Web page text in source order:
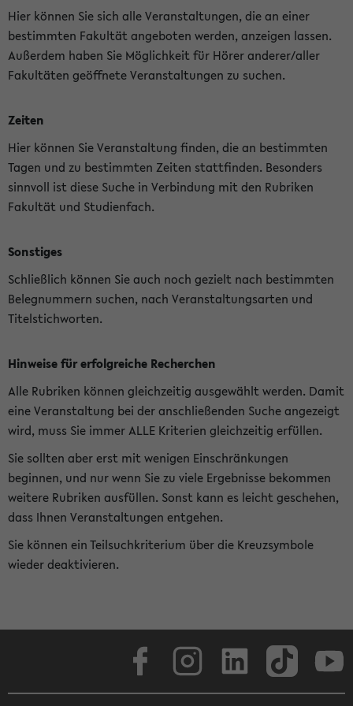
Hier können Sie sich alle Veranstaltungen, die an einer
bestimmten Fakultät angeboten werden, anzeigen lassen.
Außerdem haben Sie Möglichkeit für Hörer anderer/aller
Fakultäten geöffnete Veranstaltungen zu suchen.
Zeiten
Hier können Sie Veranstaltung finden, die an bestimmten
Tagen und zu bestimmten Zeiten stattfinden. Besonders
sinnvoll ist diese Suche in Verbindung mit den Rubriken
Fakultät und Studienfach.
Sonstiges
Schließlich können Sie auch noch gezielt nach bestimmten
Belegnummern suchen, nach Veranstaltungsarten und
Titelstichworten.
Hinweise für erfolgreiche Recherchen
Alle Rubriken können gleichzeitig ausgewählt werden. Damit
eine Veranstaltung bei der anschließenden Suche angezeigt
wird, muss Sie immer ALLE Kriterien gleichzeitig erfüllen.
Sie sollten aber erst mit wenigen Einschränkungen
beginnen, und nur wenn Sie zu viele Ergebnisse bekommen
weitere Rubriken ausfüllen. Sonst kann es leicht geschehen,
dass Ihnen Veranstaltungen entgehen.
Sie können ein Teilsuchkriterium über die Kreuzsymbole
wieder deaktivieren.